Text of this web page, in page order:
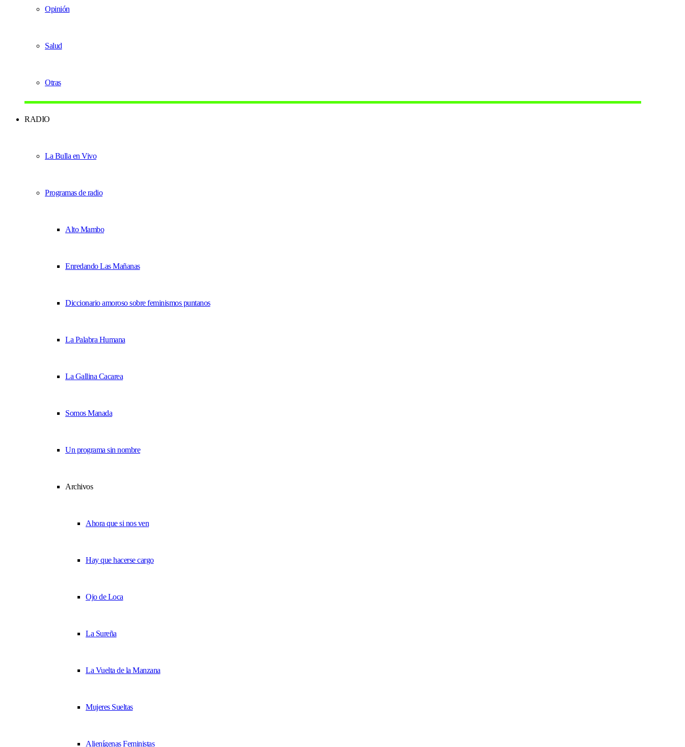
Opinión
Salud
Otras
RADIO
La Bulla en Vivo
Programas de radio
Alto Mambo
Enredando Las Mañanas
Diccionario amoroso sobre feminismos puntanos
La Palabra Humana
La Gallina Cacarea
Somos Manada
Un programa sin nombre
Archivos
Ahora que si nos ven
Hay que hacerse cargo
Ojo de Loca
La Sureña
La Vuelta de la Manzana
Mujeres Sueltas
Alienígenas Feministas